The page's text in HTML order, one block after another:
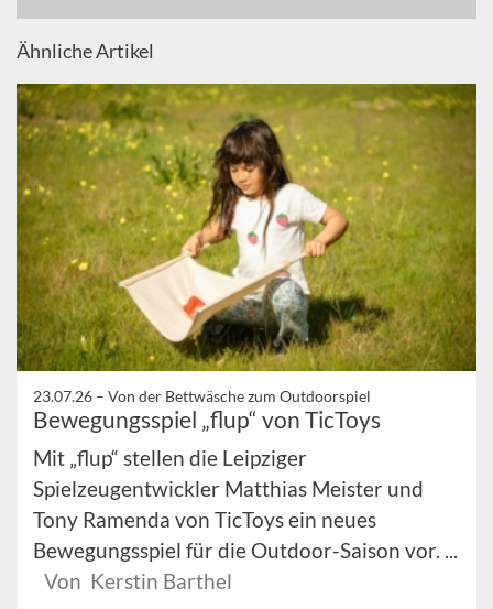
Ähnliche Artikel
23.07.26 – Von der Bettwäsche zum Outdoorspiel
Bewegungsspiel „flup“ von TicToys
Mit „flup“ stellen die Leipziger
Spielzeugentwickler Matthias Meister und
Tony Ramenda von TicToys ein neues
Bewegungsspiel für die Outdoor-Saison vor. ...
Von Kerstin Barthel